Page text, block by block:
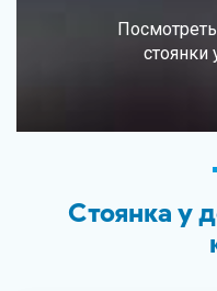
стоянки
Стоянка у